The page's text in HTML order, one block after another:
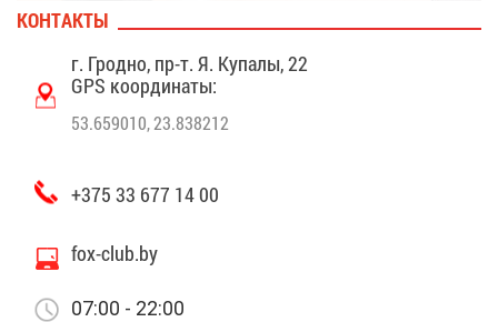
КОН­ТАК­ТЫ
г. Грод­но, пр-т. Я. Ку­па­лы, 22
GPS ко­ор­ди­на­ты:
53.659010, 23.838212
+375 33 677 14 00
fox-club.by
07:00 - 22:00